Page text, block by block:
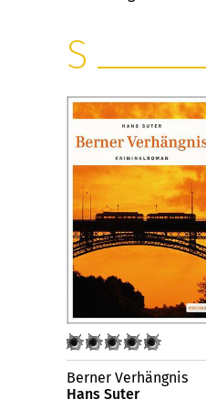
S
Berner Verhängnis
Hans Suter